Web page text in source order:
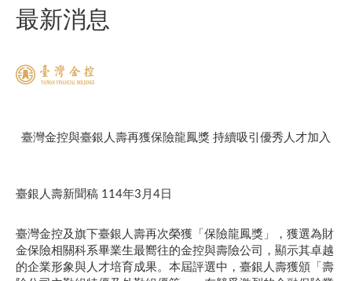
最新消息
臺灣金控與臺銀人壽再獲保險龍鳳獎 持續吸引優秀人才加入
臺銀人壽新聞稿 114年3月4日
臺灣金控及旗下臺銀人壽再次榮獲「保險龍鳳獎」，獲選為財
金保險相關科系畢業生最嚮往的金控與壽險公司，顯示其卓越
的企業形象與人才培育成果。本屆評選中，臺銀人壽獲頒「壽